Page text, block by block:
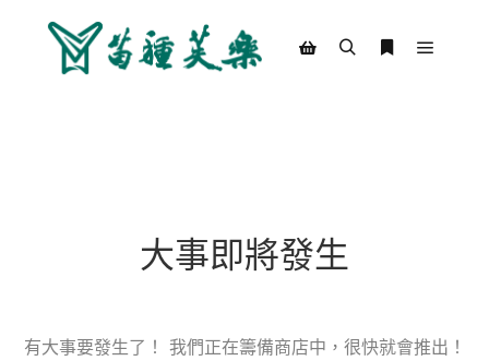
大事即將發生
有大事要發生了！ 我們正在籌備商店中，很快就會推出！